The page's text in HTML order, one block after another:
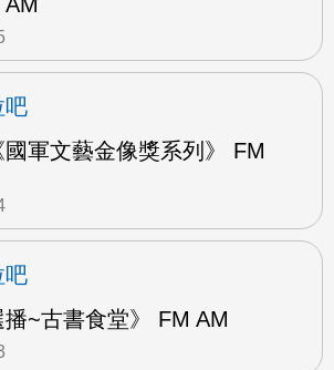
吧
國軍文藝金像獎系列》 FM
吧
播~古書食堂》 FM AM